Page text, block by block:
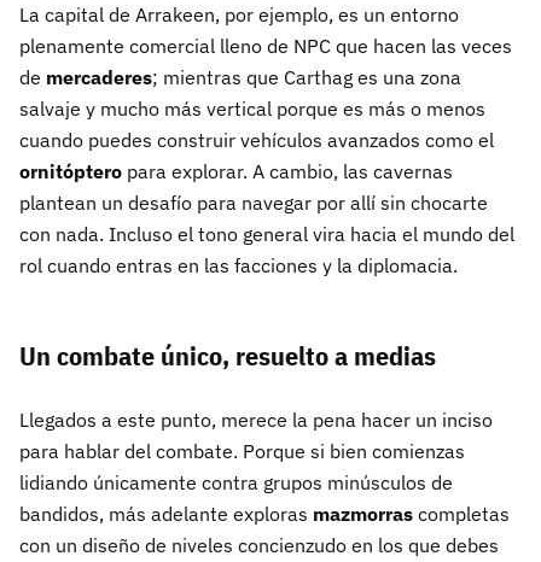
La capital de Arrakeen, por ejemplo, es un entorno
plenamente comercial lleno de NPC que hacen las veces
de mercaderes; mientras que Carthag es una zona
salvaje y mucho más vertical porque es más o menos
cuando puedes construir vehículos avanzados como el
ornitóptero para explorar. A cambio, las cavernas
plantean un desafío para navegar por allí sin chocarte
con nada. Incluso el tono general vira hacia el mundo del
rol cuando entras en las facciones y la diplomacia.
Un combate único, resuelto a medias
Llegados a este punto, merece la pena hacer un inciso
para hablar del combate. Porque si bien comienzas
lidiando únicamente contra grupos minúsculos de
bandidos, más adelante exploras mazmorras completas
con un diseño de niveles concienzudo en los que debes